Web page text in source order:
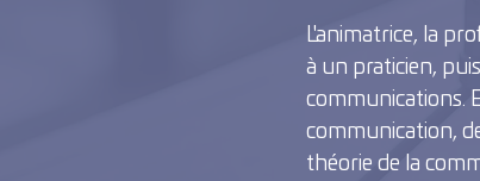
L'animatrice, la
à un praticien,
communications.
communication,
théorie de la